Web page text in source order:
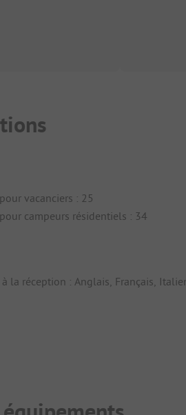
vacanciers : 25
campeurs résidentiels : 34
la réception : Anglais, Français,